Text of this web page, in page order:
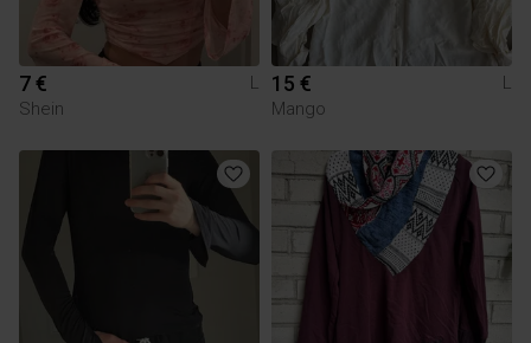
7 €
L
Shein
15 €
L
Mango